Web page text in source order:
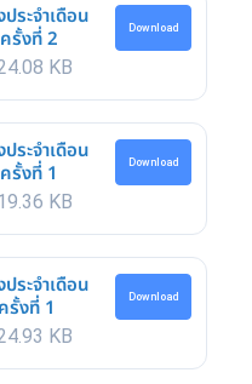
ระจำเดือน
รั้งที่ 2
KB
Download
ระจำเดือน
รั้งที่ 1
KB
Download
ระจำเดือน
งที่ 1
KB
Download